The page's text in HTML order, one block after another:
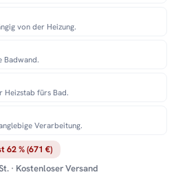
62 % (671 €)
· Kostenloser Versand
von der Heizung.
Badwand.
Heizstab fürs Bad.
Verarbeitung.